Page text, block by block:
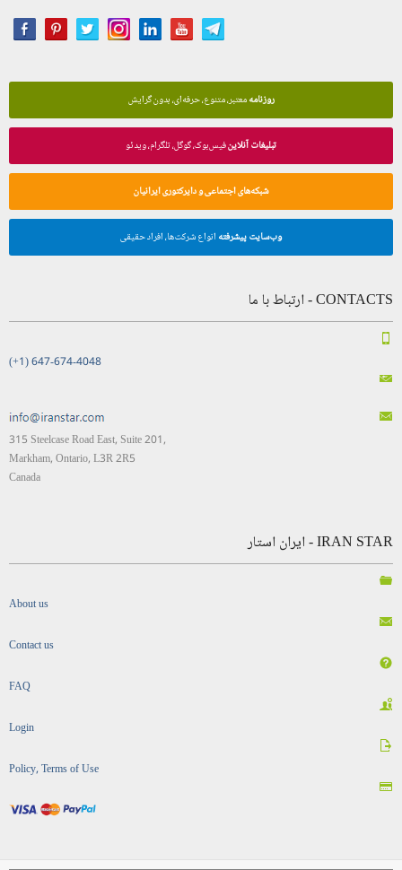
روزنامهمعتبر، متنوع، حرفه‌ای، بدون گرایش
تبلیغات آنلاینفیس‌بوک، گوگل، تلگرام، ویدئو
شبکه‌های اجتماعی و دایرکتوری ایرانیان
وب‌سایت پیشرفته انواع شرکت‌ها، افراد حقیقی
CONTACTS - ارتباط با ما
(+1) 647-674-4048
315 Steelcase Road East, Suite 201,
Markham, Ontario, L3R 2R5
Canada
IRAN STAR - ایران استار
About us
Contact us
FAQ
Login
Policy, Terms of Use